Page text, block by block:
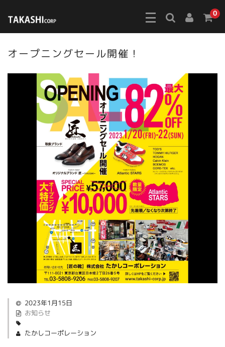
0
オープニングセール開催！
2023年1月15日
お知らせ
たかしコーポレーション